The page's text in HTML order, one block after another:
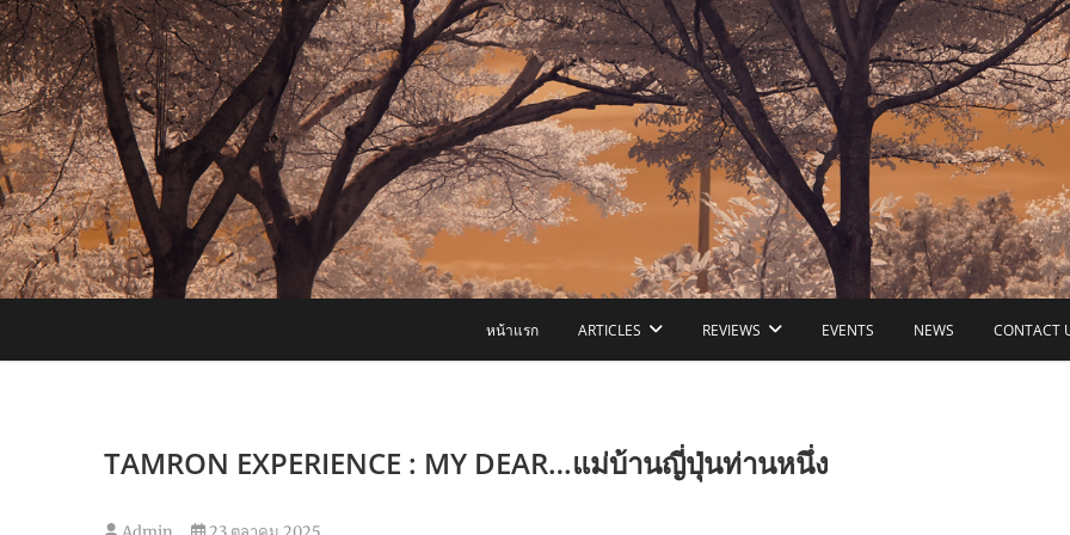
Skip
to
content
หน้าแรก ARTICLES REVIEWS EVENTS NEWS CONTACT
TAMRON EXPERIENCE : MY DEAR…แม่บ้านญี่ปุ่นท่านหนึ่ง